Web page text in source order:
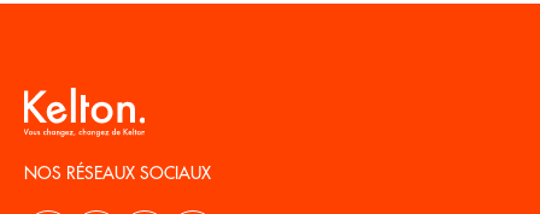
NOS RÉSEAUX SOCIAUX